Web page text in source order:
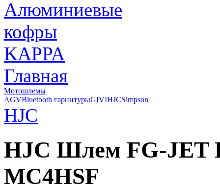
Главная
Мотошлемы
AGVBluetooth гарнитурыGIVIHJCSimpson
HJC
HJC Шлем FG-JET
MC4HSF